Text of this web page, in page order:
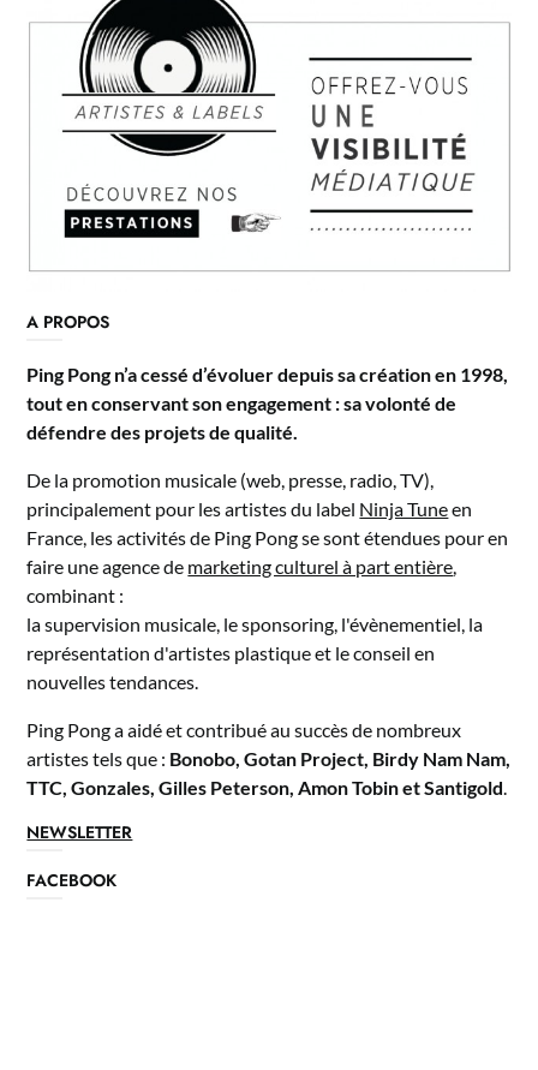
A PROPOS
Ping Pong n’a cessé d’évoluer depuis sa création en 1998,
tout en conservant son engagement : sa volonté de
défendre des projets de qualité.
De la promotion musicale (web, presse, radio, TV),
principalement pour les artistes du label Ninja Tuneen
France, les activités de Ping Pong se sont étendues pour en
faire une agence de marketing culturel à part entière
combinant :
la supervision musicale, le sponsoring, l'évènementiel, la
représentation d'artistes plastique et le conseil en
nouvelles tendances.
Ping Pong a aidé et contribué au succès de nombreux
artistes tels que : Bonobo, Gotan Project, Birdy Nam Nam,
TTC, Gonzales, Gilles Peterson, Amon Tobin et Santigold
NEWSLETTER
FACEBOOK